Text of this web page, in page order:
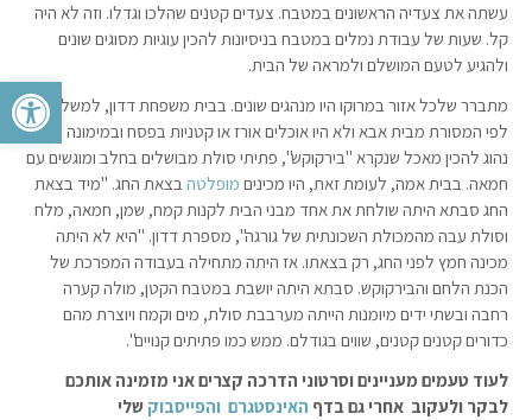
פתח
עשתה את צעדיה הראשונים במטבח. צעדים קטנים שהלכו וגדלו. וזה לא היה
קל. שעות של עבודת נמלים במטבח בניסיונות להכין עוגיות מסוגים שונים
ולהגיע לטעם המושלם ולמראה של הבית.
מתברר שלכל אזור במרוקו היו מנהגים שונים. בבית משפחת דדון, למשל, נהגו
לפי המסורת מבית אבא ולא היו אוכלים אורז או קטניות בפסח ובמימונה היה
נהוג להכין מאכל שנקרא "בירקוקש", פתיתי סולת מבושלים בחלב ומוגשים עם
חמאה. בבית אמה, לעומת זאת, היו מכינים מופלטה בצאת החג. "מיד בצאת
החג סבתא היתה שולחת את אחד מבני הבית לקנות קמח, שמן, חמאה, מלח
וסולת עבה מהמכולת השכונתית של גורגה", מספרת דדון. "היא לא היתה
מכינה חמץ לפני החג, רק בצאתו. אז היתה מתחילה בעבודה המפרכת של
הכנת הלחם והבירקוקש. סבתא היתה יושבת במטבח הקטן, מולה קערה
רחבה ובשתי ידים מיומנות הייתה מערבבת סולת, מים וקמח ויוצרת מהם
כדורים קטנים קטנים, שווים בגודלם. ממש כמו פתיתים קנויים".
לעוד טעמים מעניינים וסרטוני הדרכה קצרים אני מזמינה אותכם
לבקר ולעקוב אחרי גם בדף האינסטגרם והפייסבוק שלי